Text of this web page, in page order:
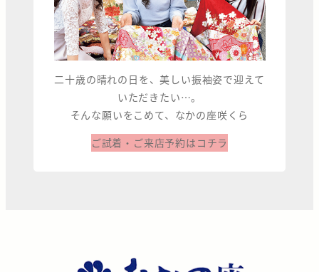
二十歳の晴れの日を、美しい振袖姿で迎えて
いただきたい…。
そんな願いをこめて、なかの座咲くら
ご試着・ご来店予約はコチラ